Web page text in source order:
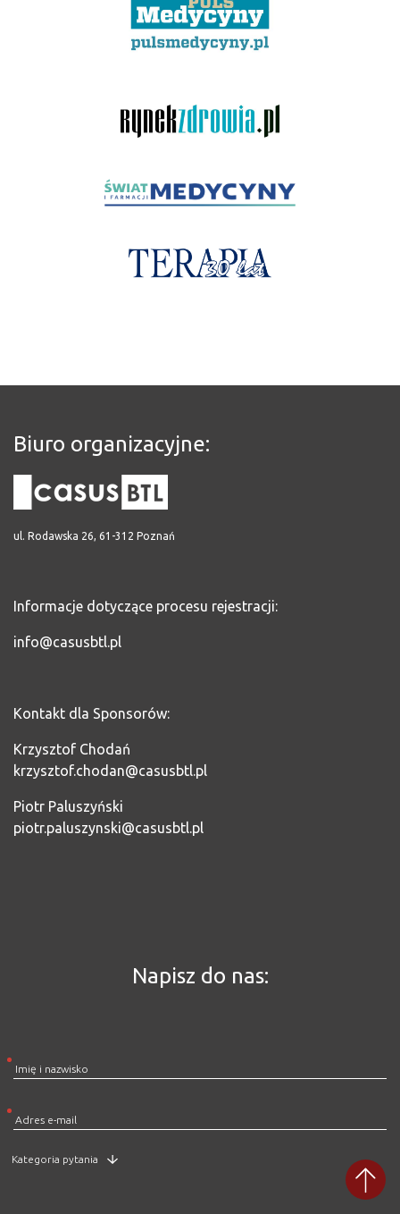
Biuro organizacyjne:
ul. Rodawska 26, 61-312 Poznań
Informacje dotyczące procesu rejestracji:
info@casusbtl.pl
Kontakt dla Sponsorów:
Krzysztof Chodań
krzysztof.chodan@casusbtl.pl
Piotr Paluszyński
piotr.paluszynski@casusbtl.pl
Napisz do nas: